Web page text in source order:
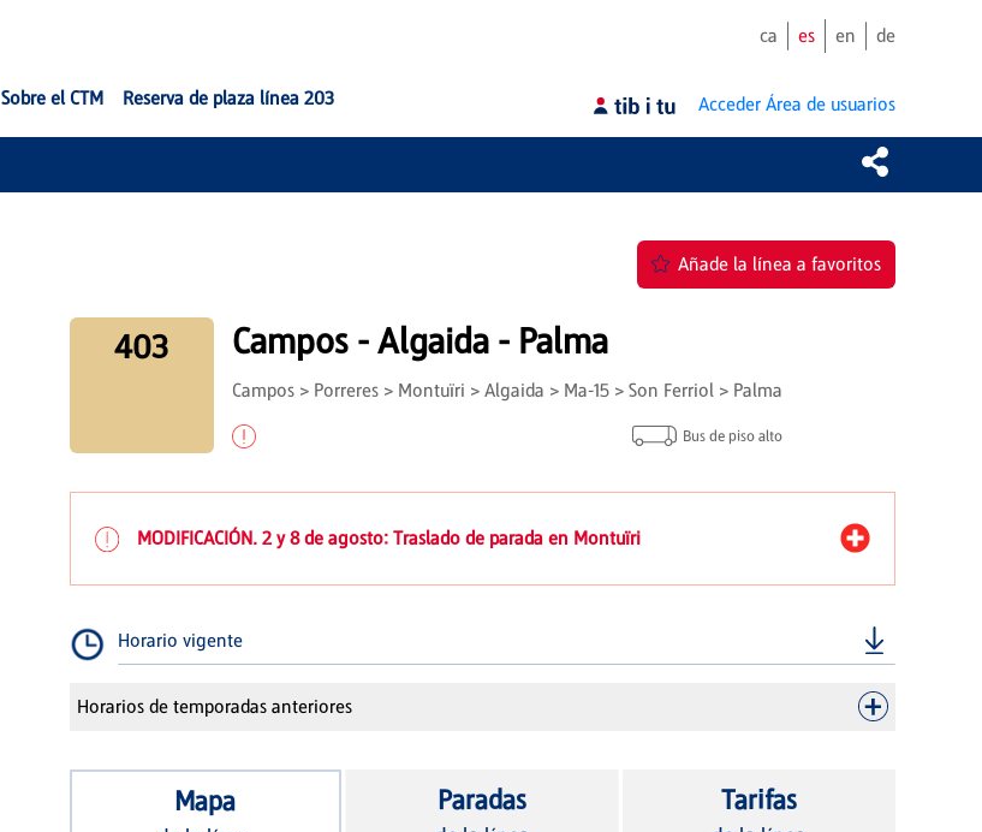
ca es en de
Sobre el CTM Reserva de plaza línea 203 Acceder Área de usuarios
Añade la línea a favoritos
403 Campos - Algaida - Palma
Campos > Porreres > Montuïri > Algaida > Ma-15 > Son Ferriol > Palma
Bus de piso alto
MODIFICACIÓN. 2 y 8 de agosto: Traslado de parada en Montuïri
Horario vigente
Horarios de temporadas anteriores
Mapa Paradas Tarifas